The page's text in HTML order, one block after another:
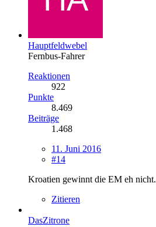
Hauptfeldwebel
Fernbus-Fahrer
Reaktionen
922
Punkte
8.469
Beiträge
1.468
11. Juni 2016
#14
Kroatien gewinnt die EM eh nicht.
Zitieren
DasZitrone